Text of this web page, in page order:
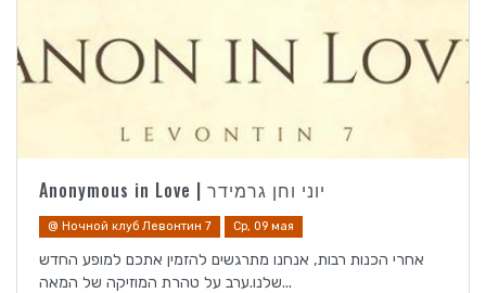
Anonymous in Love | יוני וחן גרמידר
@ Ночной клуб Левонтин 7 Ср, 09 мая
אחרי הכנות רבות, אנחנו מתרגשים להזמין אתכם למופע החדש
שלנו.ערב על טהרת המוזיקה של המאה...